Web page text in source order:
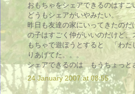
おもちゃをシェアできるのはす
どうもシェアがいやみたい。
昨日も友達の家にいってきたのだ
の子はすごく仲がいいのだけど、
もちゃで遊ぼうとすると 「わ
りあげてた。。。
シェアできるのは もうちょっと
24 January 2007 at 08:55